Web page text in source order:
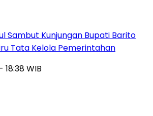
Sambut Kunjungan Bupati Barito
Tata Kelola Pemerintahan
18:38 WIB